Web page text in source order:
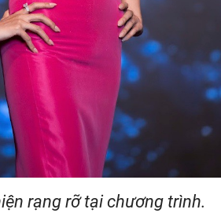
rạng rỡ tại chương trình.